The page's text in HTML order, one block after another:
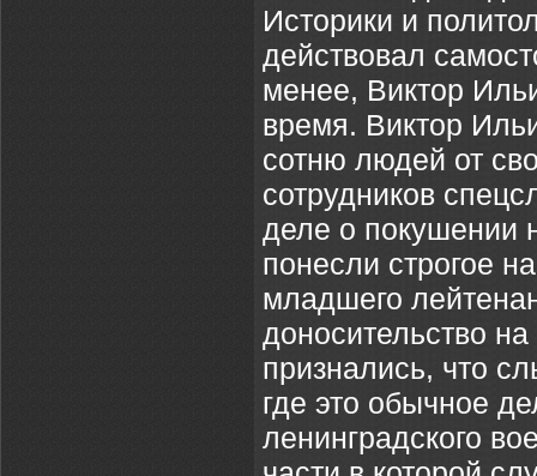
Историки и
действовал
менее, Виктор
время. Виктор
сотню людей от
сотрудников
деле о покушении
понесли строгое
младшего
доносительство
признались, что
где это обычное
ленинградского